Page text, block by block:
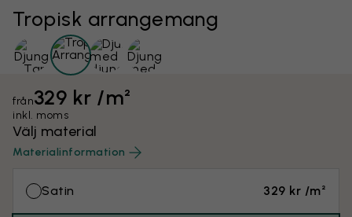
Tropisk arrangemang
från329 kr /m²
inkl. moms
Välj material
Materialinformation
Satin 329 kr /m²